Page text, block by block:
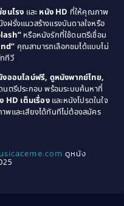
พ้นวัย(1)
(3)
(1)
ม(78)
1978
1975
1970
1968
1963
นโรง และ หนัง HD ที่ให้คุณภาพ
ฝรั่งแนวสร้างแรงบันดาลใจหรือ
หรือหนังรักที่ใช้ดนตรีเชื่อม
คุณสามารถเลือกชมได้แบบไม่
ทีวี
ออนไลน์ฟรี, ดูหนังพากย์ไทย,
นตรีประกอบ พร้อมระบบค้นหาที่
HD เต็มเรื่องและหนังโปรดในใจ
พและเสียงได้ทันทีไม่ต้องสมัคร
ดูหนัง